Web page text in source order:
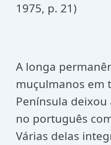
1975, p. 21)
A longa
muçulmanos em
Península
no português
Várias delas